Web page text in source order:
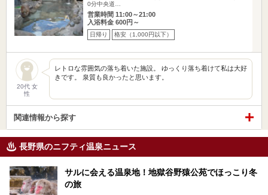
0分中央道…
営業時間 11:00～21:00
入浴料金 600円～
日帰り 格安（1,000円以下）
20代 女
性
レトロな雰囲気の落ち着いた施設。 ゆっくり落ち着けて私は大好
きです。 泉質も良かったと思います。
関連情報から探す
長野県のニフティ温泉ニュース
サルに会える温泉地！地獄谷野猿公苑でほっこり冬
の旅